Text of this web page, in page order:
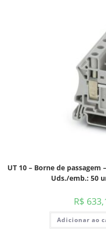
UT 10 – Borne de passagem
Uds./emb.: 50
R$
Adicionar ao